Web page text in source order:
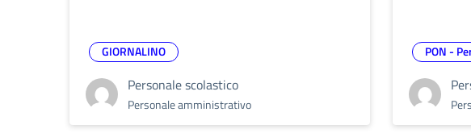
GIORNALINO
Personale scolastico
Personale amministrativo
PON -